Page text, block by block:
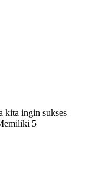
kita ingin sukses
5